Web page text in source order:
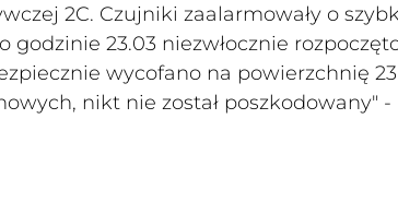
2C. Czujniki zaalarmowały o
23.03 niezwłocznie
wycofano na powierzchnię 23
nikt nie został poszkodowany" -